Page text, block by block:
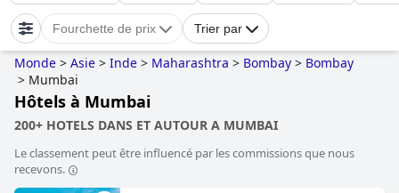
Fourchette de prix Trier par
Monde > Asie > Inde > Maharashtra > Bombay > Bombay
> Mumbai
Hôtels à Mumbai
200+ HOTELS DANS ET AUTOUR A MUMBAI
Le classement peut être influencé par les commissions que nous
recevons.